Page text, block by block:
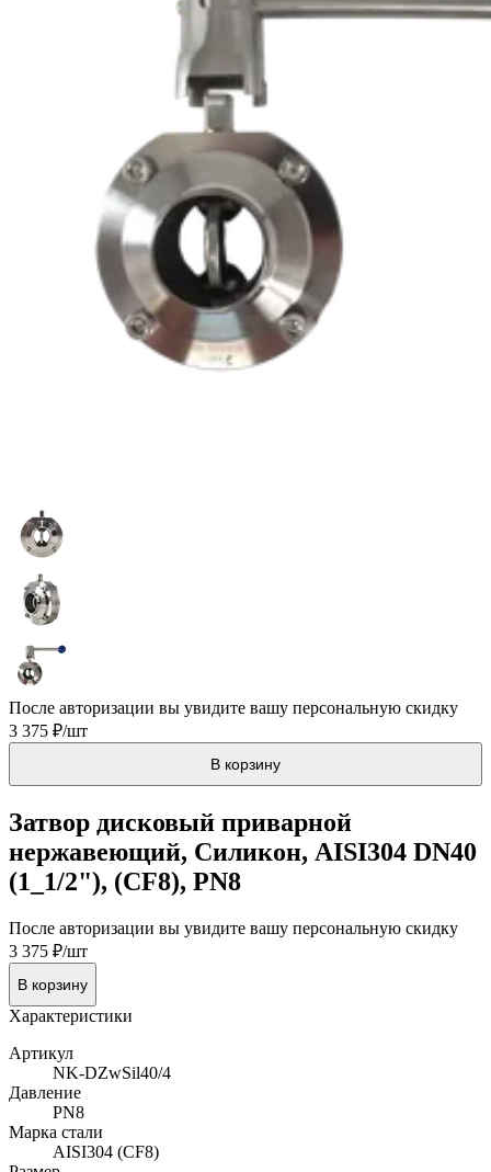
После авторизации вы увидите вашу персональную скидку
3 375 ₽/шт
В корзину
Затвор дисковый приварной
нержавеющий, Силикон, AISI304 DN40
(1_1/2"), (CF8), PN8
После авторизации вы увидите вашу персональную скидку
3 375 ₽/шт
В корзину
Характеристики
Артикул
NK-DZwSil40/4
Давление
PN8
Марка стали
AISI304 (CF8)